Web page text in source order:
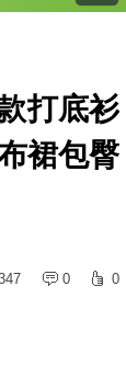
打底衫
裙包臀
0 0